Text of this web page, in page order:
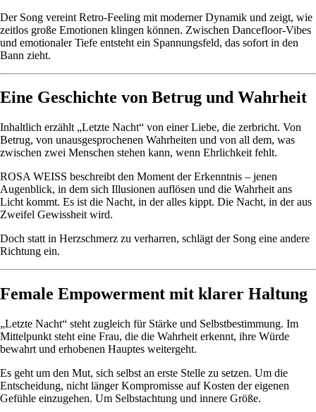
Der Song vereint Retro-Feeling mit moderner Dynamik und zeigt, wie
zeitlos große Emotionen klingen können. Zwischen Dancefloor-Vibes
und emotionaler Tiefe entsteht ein Spannungsfeld, das sofort in den
Bann zieht.
Eine Geschichte von Betrug und Wahrheit
Inhaltlich erzählt „Letzte Nacht“ von einer Liebe, die zerbricht. Von
Betrug, von unausgesprochenen Wahrheiten und von all dem, was
zwischen zwei Menschen stehen kann, wenn Ehrlichkeit fehlt.
ROSA WEISS beschreibt den Moment der Erkenntnis – jenen
Augenblick, in dem sich Illusionen auflösen und die Wahrheit ans
Licht kommt. Es ist die Nacht, in der alles kippt. Die Nacht, in der aus
Zweifel Gewissheit wird.
Doch statt in Herzschmerz zu verharren, schlägt der Song eine andere
Richtung ein.
Female Empowerment mit klarer Haltung
„Letzte Nacht“ steht zugleich für Stärke und Selbstbestimmung. Im
Mittelpunkt steht eine Frau, die die Wahrheit erkennt, ihre Würde
bewahrt und erhobenen Hauptes weitergeht.
Es geht um den Mut, sich selbst an erste Stelle zu setzen. Um die
Entscheidung, nicht länger Kompromisse auf Kosten der eigenen
Gefühle einzugehen. Um Selbstachtung und innere Größe.